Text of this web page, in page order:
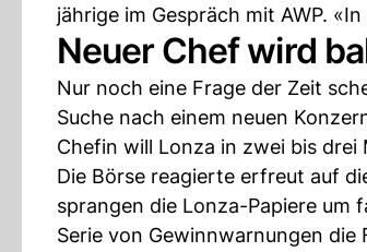
jährige im Gespräch mit AWP.
Neuer Chef wird
Nur noch eine Frage der Zeit
Suche nach einem neuen
Chefin will Lonza in zwei bis drei
Die Börse reagierte erfreut auf
sprangen die Lonza-Papiere um
Serie von Gewinnwarnungen